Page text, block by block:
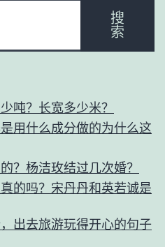
搜
索
吨？长宽多少米？
用什么成分做的为什么这
？杨洁玫结过几次婚？
的吗？宋丹丹和英若诚是
出去旅游玩得开心的句子